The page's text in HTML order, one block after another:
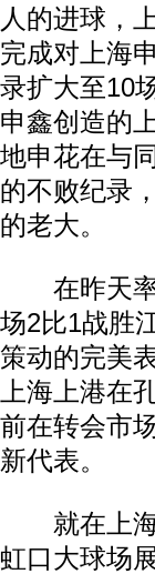
人的进球，
完成对上海
录扩大至10
申鑫创造的
地申花在与
的不败纪录
的老大。
在昨天率
场2比1战胜
策动的完美
上海上港在
前在转会市
新代表。
就在上海
虹口大球场